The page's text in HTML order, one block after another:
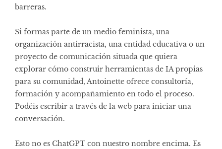
barreras.
Si formas parte de un medio feminista, una
organización antirracista, una entidad educativa o un
proyecto de comunicación situada que quiera
explorar cómo construir herramientas de IA propias
para su comunidad, Antoinette ofrece consultoría,
formación y acompañamiento en todo el proceso.
Podéis escribir a través de la web para iniciar una
conversación.
Esto no es ChatGPT con nuestro nombre encima. Es